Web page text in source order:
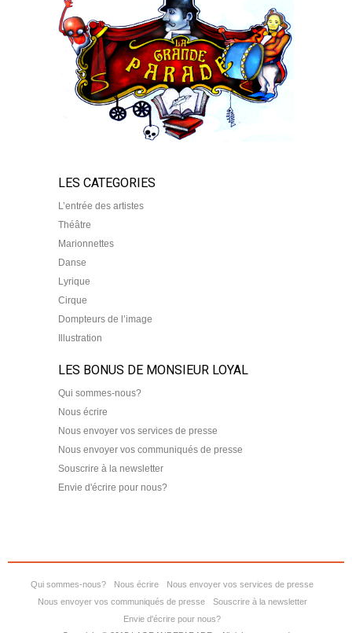
LES CATEGORIES
L’entrée des artistes
Théâtre
Marionnettes
Danse
Lyrique
Cirque
Dompteurs de l’image
Illustration
LES BONUS DE MONSIEUR LOYAL
Qui sommes-nous?
Nous écrire
Nous envoyer vos services de presse
Nous envoyer vos communiqués de presse
Souscrire à la newsletter
Envie d'écrire pour nous?
Qui sommes-nous? Nous écrire
Nous envoyer vos services de presse
Nous envoyer vos communiqués de presse
Souscrire à la newsletter
Envie d'écrire pour nous?